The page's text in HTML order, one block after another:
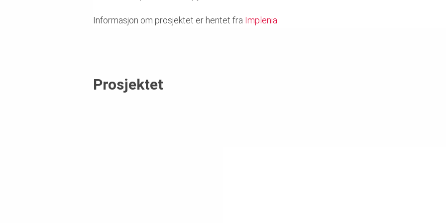
Informasjon om prosjektet er hentet fra Implenia
Prosjektet